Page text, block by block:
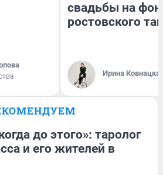
свадьбы на
ростовского
Ирина
до этого»: таролог
и его жителей в